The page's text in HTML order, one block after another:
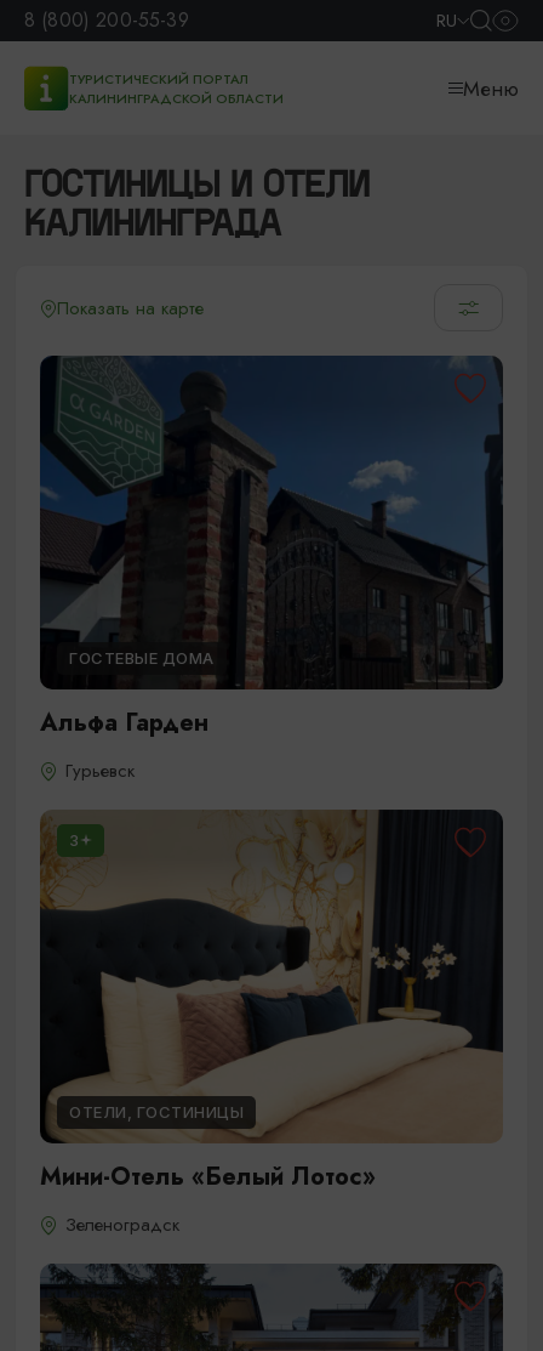
8 (800) 200-55-39 RU
ТУРИСТИЧЕСКИЙ ПОРТАЛ
КАЛИНИНГРАДСКОЙ ОБЛАСТИ
Меню
ГОСТИНИЦЫ И ОТЕЛИ
КАЛИНИНГРАДА
Показать на карте
ГОСТЕВЫЕ ДОМА
Альфа Гарден
Гурьевск
3
ОТЕЛИ, ГОСТИНИЦЫ
Мини-Отель «Белый Лотос»
Зеленоградск